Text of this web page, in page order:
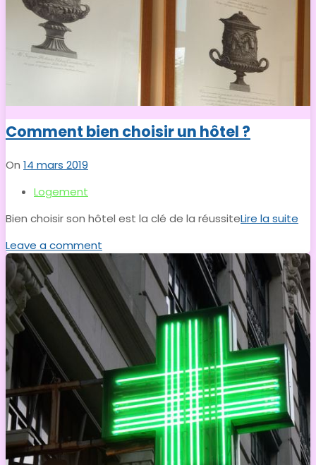
Comment bien choisir un hôtel ?
On 14 mars 2019
Logement
Bien choisir son hôtel est la clé de la réussiteLire la suite
Leave a comment